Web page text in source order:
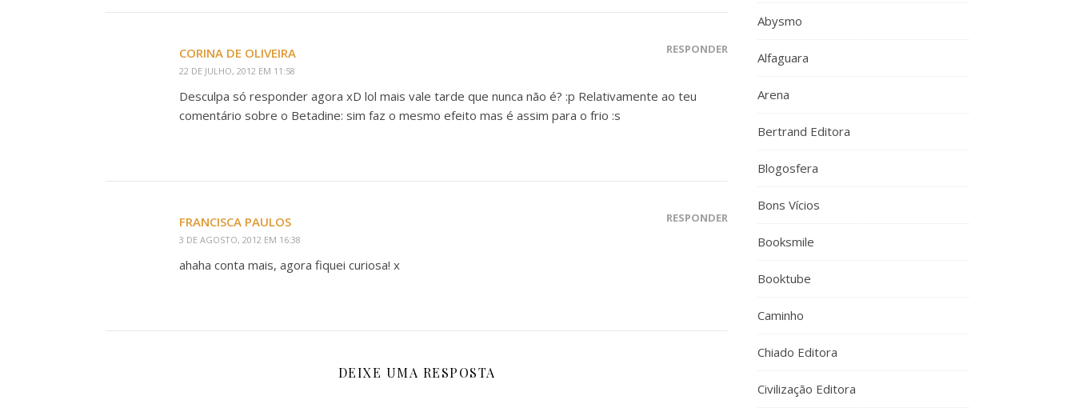
CORINA DE OLIVEIRA
22 DE JULHO, 2012 EM 11:58
RESPONDER
Desculpa só responder agora xD lol mais vale tarde que nunca não é? :p Relativamente ao teu
comentário sobre o Betadine: sim faz o mesmo efeito mas é assim para o frio :s
FRANCISCA PAULOS
3 DE AGOSTO, 2012 EM 16:38
RESPONDER
ahaha conta mais, agora fiquei curiosa! x
DEIXE UMA RESPOSTA
Abysmo
Alfaguara
Arena
Bertrand Editora
Blogosfera
Bons Vícios
Booksmile
Booktube
Caminho
Chiado Editora
Civilização Editora